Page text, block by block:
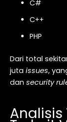
C#
C++
PHP
Dari total
juta issues,
dan security